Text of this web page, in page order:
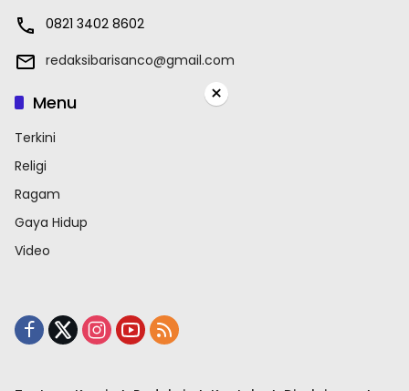
0821 3402 8602
redaksibarisanco@gmail.com
Menu
Terkini
Religi
Ragam
Gaya Hidup
Video
×